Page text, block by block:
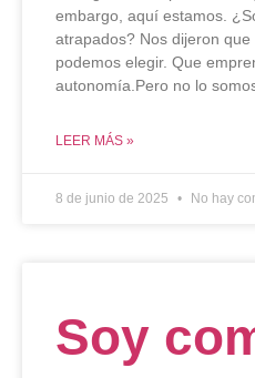
embargo, aquí estamos.
atrapados? Nos dijeron
podemos elegir. Que
autonomía.Pero no lo
LEER MÁS »
8 de junio de 2025 No hay
Soy